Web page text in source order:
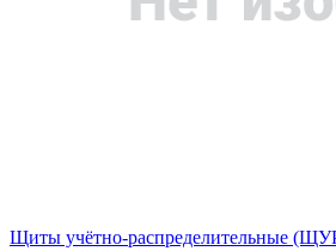
Щиты учётно-распределительные